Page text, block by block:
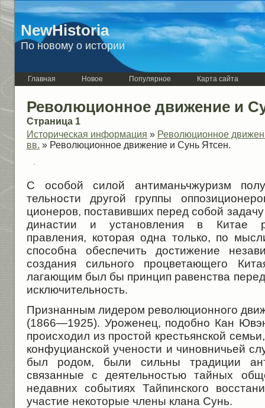
NewHistoria
По новому о истории
Главная Новое Популярное Карта сайта
Революционное движение и
Страница 1
Историческая информация » Революционное
вв. » Революционное движение и Сунь Ятсен.
С особой силой антиманьчжуризм
тельности другой группы
ционеров, поставивших перед собой
династии и установления в Китае
правления, которая одна только, по
способна обеспечить достижение
создания сильного процветающего
лагающим был бы принцип равенства
исключительность.
Признанным лидером революционного
(1866—1925). Уроженец, подобно Кан
происходил из простой крестьянской
конфуцианской учености и чиновничьей
был родом, были сильны традиции
связанные с деятельностью тайных
недавних событиях Тайпинского
участие некоторые члены клана Сунь.